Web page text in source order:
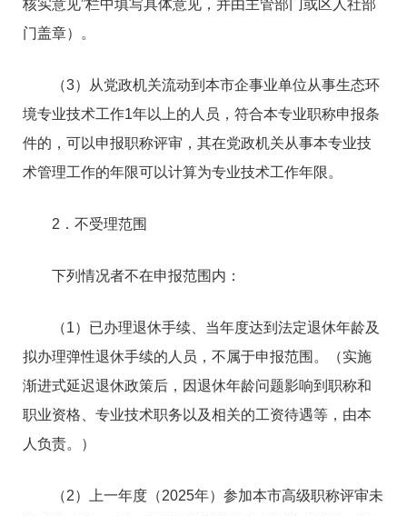
核实意见”栏中填写具体意见，并由主管部门或区人社部
门盖章）。
（3）从党政机关流动到本市企事业单位从事生态环
境专业技术工作1年以上的人员，符合本专业职称申报条
件的，可以申报职称评审，其在党政机关从事本专业技
术管理工作的年限可以计算为专业技术工作年限。
2．不受理范围
下列情况者不在申报范围内：
（1）已办理退休手续、当年度达到法定退休年龄及
拟办理弹性退休手续的人员，不属于申报范围。（实施
渐进式延迟退休政策后，因退休年龄问题影响到职称和
职业资格、专业技术职务以及相关的工资待遇等，由本
人负责。）
（2）上一年度（2025年）参加本市高级职称评审未